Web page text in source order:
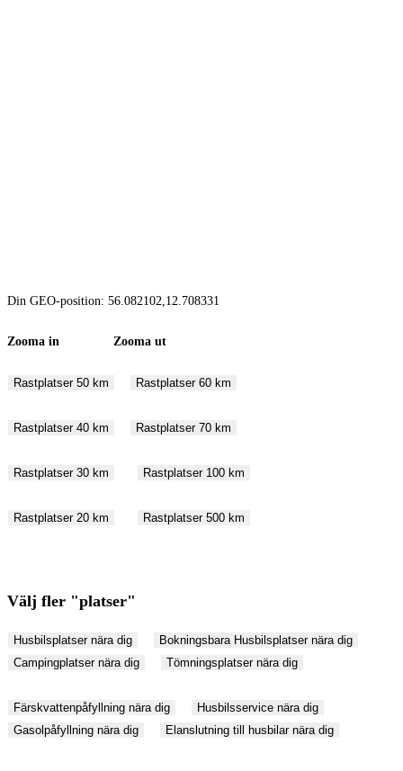
Din GEO-position: 56.082102,12.708331
Zooma in Zooma ut
Rastplatser 50 km Rastplatser 60 km
Rastplatser 40 km Rastplatser 70 km
Rastplatser 30 km Rastplatser 100 km
Rastplatser 20 km Rastplatser 500 km
Välj fler "platser"
Husbilsplatser nära dig
Bokningsbara Husbilsplatser nära dig
Campingplatser nära dig
Tömningsplatser nära dig
Färskvattenpåfyllning nära dig
Husbilsservice nära dig
Gasolpåfyllning nära dig
Elanslutning till husbilar nära dig